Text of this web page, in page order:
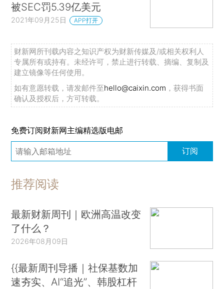
被SEC罚5.39亿美元
2021年09月25日 APP打开
财新网所刊载内容之知识产权为财新传媒及/或相关权利人
专属所有或持有。未经许可，禁止进行转载、摘编、复制及
建立镜像等任何使用。
如有意愿转载，请发邮件至hello@caixin.com ，获得书面
确认及授权后，方可转载。
免费订阅财新网主编精选版电邮
订阅
推荐阅读
最新财新周刊｜欧洲高温改变
了什么？
2026年08月09日
{{最新周刊导播｜社保基数加
速夯实、AI“追光”、韩股杠杆